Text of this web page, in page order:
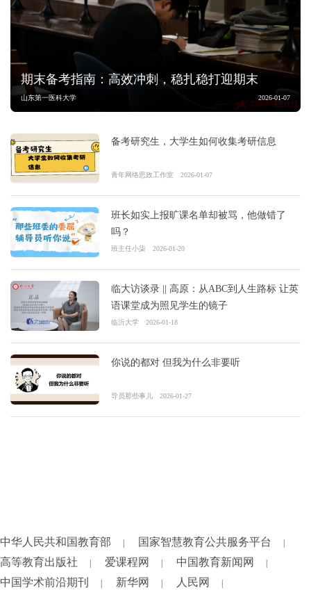
期末备考指南：高效冲刺，稳扎稳打迎期末
山东第一医科大学 2026-01-07
备考研究生，大学生如何收集考研信息
青年网络思政工作室 2026-01-07
班长如实上报旷课名单却被骂，他做错了
吗？
班主任小柒 2026-01-20
临大访谈录 || 高原：从ABC到人生路标 让英
语课堂成为照见学生的镜子
临沂大学 2026-01-18
你说的都对 但我为什么非要听
导员那些事儿 2026-01-27
中华人民共和国教育部 国家智慧教育公共服务平台
高等教育出版社 爱课程网 中国教育新闻网
中国学术前沿期刊 新华网 人民网